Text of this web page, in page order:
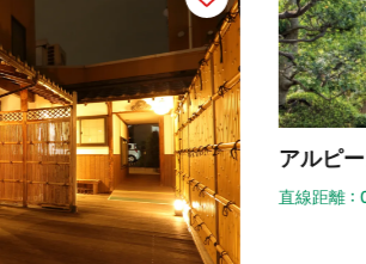
アルピーノ村 素敵屋さん
直線距離 : 0.6km